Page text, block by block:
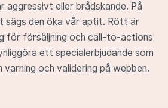
aggressivt eller brådskande. På
sägs den öka vår aptit. Rött är
för försäljning och call-to-actions
ett specialerbjudande som
och validering på webben.